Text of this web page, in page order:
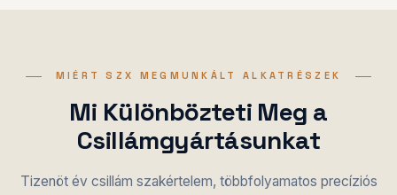
MIÉRT SZX MEGMUNKÁLT ALKATRÉSZEK
Mi Különbözteti Meg a
Csillámgyártásunkat
Tizenöt év csillám szakértelem, többfolyamatos precíziós